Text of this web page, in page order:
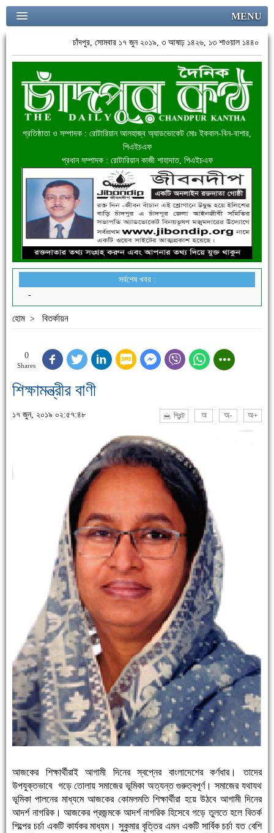
MENU
চাঁদপুর, সোমবার ১৭ জুন ২০১৯, ৩ আষাঢ় ১৪২৬, ১৩ শাওয়াল ১৪৪০
প্রতিষ্ঠাতা ও সম্পাদক : রোটারিয়ান আলহাজ্ব অ্যাডভোকেট মোঃ ইকবাল-বিন-বাশার,
পিএইচএফ
প্রধান সম্পাদক : রোটারিয়ান কাজী শাহাদাত, পিএইচএফ
সর্বশেষ খবর :
হোম > বিতর্কায়ন
0
Shares
শিক্ষামন্ত্রীর বাণী
১৭ জুন, ২০১৯ ০২:৫৭:৪৮ প্রিন্ট অ অ- অ+
আজকের শিক্ষার্থীরাই আগামী দিনের স্বপ্নের বাংলাদেশের কর্ণধার। তাদের
উপযুক্তভাবে গড়ে তোলায় সমাজের ভূমিকা অত্যন্ত গুরুত্বপূর্ণ। সমাজের যথাযথ
ভূমিকা পালনের মাধ্যমে আজকের কোমলমতি শিক্ষার্থীরা হয়ে উঠবে আগামী দিনের
আদর্শ নাগরিক। আজকের প্রজন্মকে আদর্শ নাগরিক হিসেবে গড়ে তুলতে হলে বিতর্ক
শিল্পের চর্চা একটি কার্যকর মাধ্যম। সুকুমার বৃত্তির এমন একটি সার্বিক চর্চা যত বেশি